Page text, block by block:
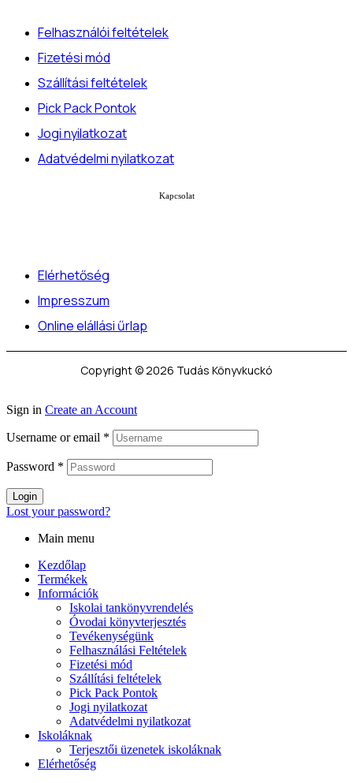
Felhasználói feltételek
Fizetési mód
Szállítási feltételek
Pick Pack Pontok
Jogi nyilatkozat
Adatvédelmi nyilatkozat
Kapcsolat
Elérhetőség
Impresszum
Online elállási űrlap
Copyright © 2026 Tudás Könyvkuckó
Sign in Create an Account
Username or email *
Password *
Login
Lost your password?
Main menu
Kezdőlap
Termékek
Információk
Iskolai tankönyvrendelés
Óvodai könyvterjesztés
Tevékenységünk
Felhasználási Feltételek
Fizetési mód
Szállítási feltételek
Pick Pack Pontok
Jogi nyilatkozat
Adatvédelmi nyilatkozat
Iskoláknak
Terjesztői üzenetek iskoláknak
Elérhetőség